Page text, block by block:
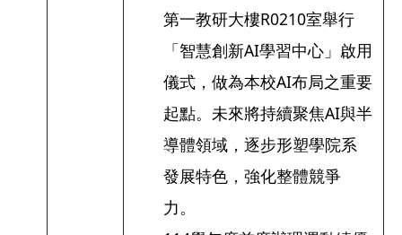
第一教研大樓R0210室舉行
「智慧創新AI學習中心」啟用
儀式，做為本校AI布局之重要
起點。未來將持續聚焦AI與半
導體領域，逐步形塑學院系
發展特色，強化整體競爭
力。